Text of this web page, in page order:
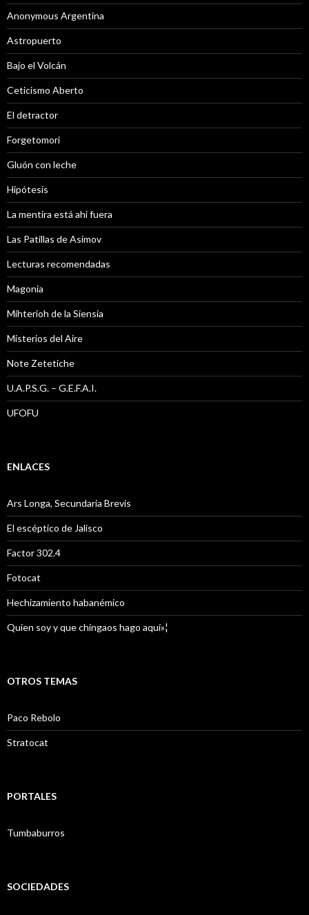
Anonymous Argentina
Astropuerto
Bajo el Volcán
Ceticismo Aberto
El detractor
Forgetomori
Gluón con leche
Hipótesis
La mentira está ahi fuera
Las Patillas de Asimov
Lecturas recomendadas
Magonia
Mihterioh de la Siensia
Misterios del Aire
Note Zetetiche
U.A.P.S.G. – G.E.F.A.I.
UFOFU
ENLACES
Ars Longa, Secundaria Brevis
El escéptico de Jalisco
Factor 302.4
Fotocat
Hechizamiento habanémico
Quien soy y que chingaos hago aquí»¦
OTROS TEMAS
Paco Rebolo
Stratocat
PORTALES
Tumbaburros
SOCIEDADES